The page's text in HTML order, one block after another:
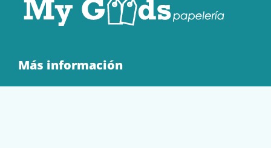
Más información